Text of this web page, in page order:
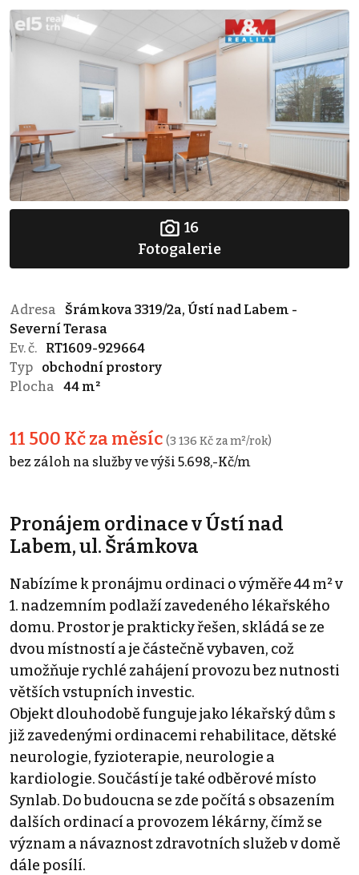
16
Fotogalerie
Adresa
Šrámkova 3319/2a, Ústí nad Labem -
Severní Terasa
Ev. č.
RT1609-929664
Typ
obchodní prostory
Plocha
44 m²
11 500 Kč za měsíc (3 136 Kč za m²/rok)
bez záloh na služby ve výši 5.698,-Kč/m
Pronájem ordinace v Ústí nad
Labem, ul. Šrámkova
Nabízíme k pronájmu ordinaci o výměře 44 m² v
1. nadzemním podlaží zavedeného lékařského
domu. Prostor je prakticky řešen, skládá se ze
dvou místností a je částečně vybaven, což
umožňuje rychlé zahájení provozu bez nutnosti
větších vstupních investic.
Objekt dlouhodobě funguje jako lékařský dům s
již zavedenými ordinacemi rehabilitace, dětské
neurologie, fyzioterapie, neurologie a
kardiologie. Součástí je také odběrové místo
Synlab. Do budoucna se zde počítá s obsazením
dalších ordinací a provozem lékárny, čímž se
význam a návaznost zdravotních služeb v domě
dále posílí.